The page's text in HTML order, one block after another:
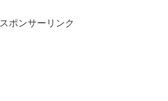
スポンサーリンク